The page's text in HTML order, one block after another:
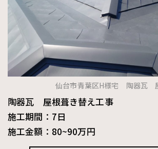
仙台市青葉区H様宅 陶器瓦
陶器瓦 屋根葺き替え工事
施工期間：7日
施工金額：80~90万円